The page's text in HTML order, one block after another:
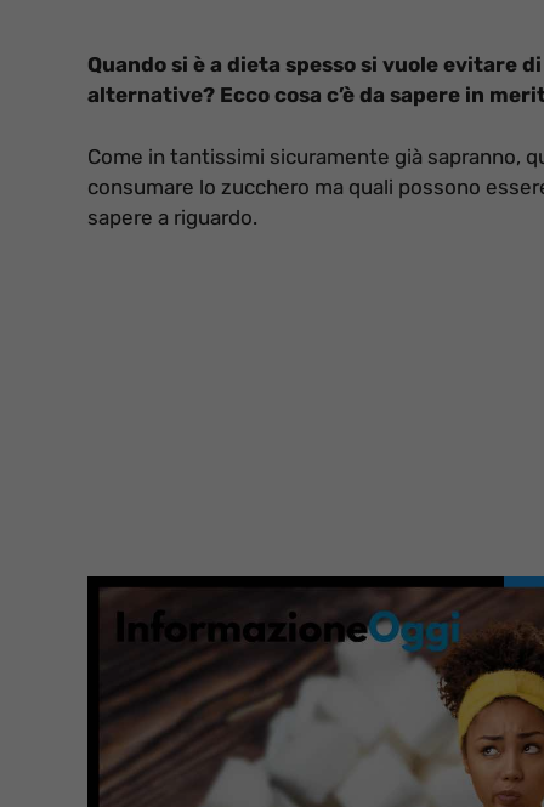
Quando si è a dieta spesso si vuole evitare
alternative? Ecco cosa c’è da sapere in
Come in tantissimi sicuramente già sapranno,
consumare lo zucchero ma quali possono
sapere a riguardo.